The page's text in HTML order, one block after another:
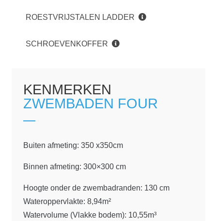
ROESTVRIJSTALEN LADDER
SCHROEVENKOFFER
KENMERKEN
ZWEMBADEN FOUR
Buiten afmeting: 350 x350cm
Binnen afmeting: 300×300 cm
Hoogte onder de zwembadranden: 130 cm
Wateroppervlakte: 8,94m²
Watervolume (Vlakke bodem): 10,55m³